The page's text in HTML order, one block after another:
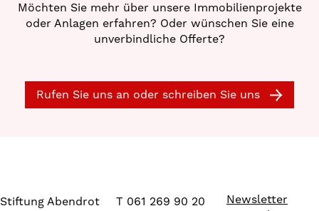
Möchten Sie mehr über unsere Immobilienprojekte
oder Anlagen erfahren? Oder wünschen Sie eine
unverbindliche Offerte?
Rufen Sie uns an oder schreiben Sie uns
Stiftung Abendrot
T 061 269 90 20
Newsletter